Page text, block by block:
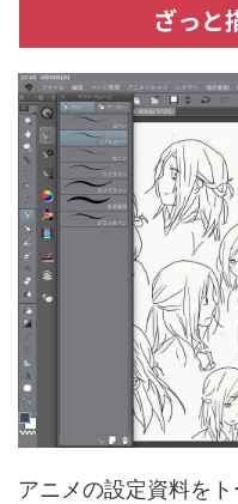
ざっと
アニメの設定資料を